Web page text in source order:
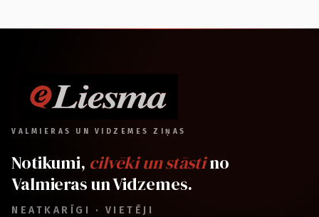
VALMIERAS UN VIDZEMES ZIŅAS
Notikumi, cilvēki un stāstino
Valmieras un Vidzemes.
NEATKARĪGI · VIETĒJI